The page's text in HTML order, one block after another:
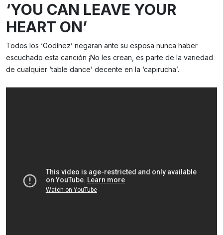
‘YOU CAN LEAVE YOUR
HEART ON’
Todos los ‘Godínez’ negaran ante su esposa nunca haber
escuchado esta canción ¡No les crean, es parte de la variedad
de cualquier ‘table dance’ decente en la ‘capirucha’.